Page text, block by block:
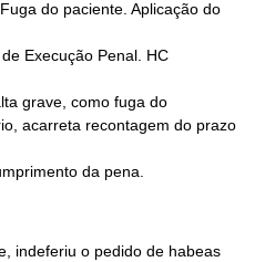
da pena.
indeferiu o pedido de habeas